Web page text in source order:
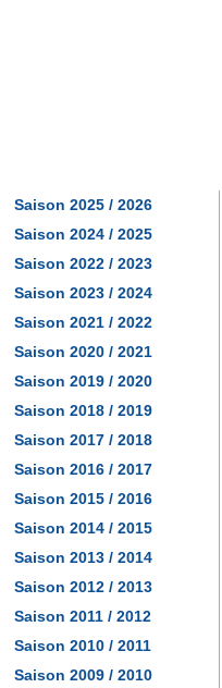
Saison 2025 / 2026
Saison 2024 / 2025
Saison 2022 / 2023
Saison 2023 / 2024
Saison 2021 / 2022
Saison 2020 / 2021
Saison 2019 / 2020
Saison 2018 / 2019
Saison 2017 / 2018
Saison 2016 / 2017
Saison 2015 / 2016
Saison 2014 / 2015
Saison 2013 / 2014
Saison 2012 / 2013
Saison 2011 / 2012
Saison 2010 / 2011
Saison 2009 / 2010